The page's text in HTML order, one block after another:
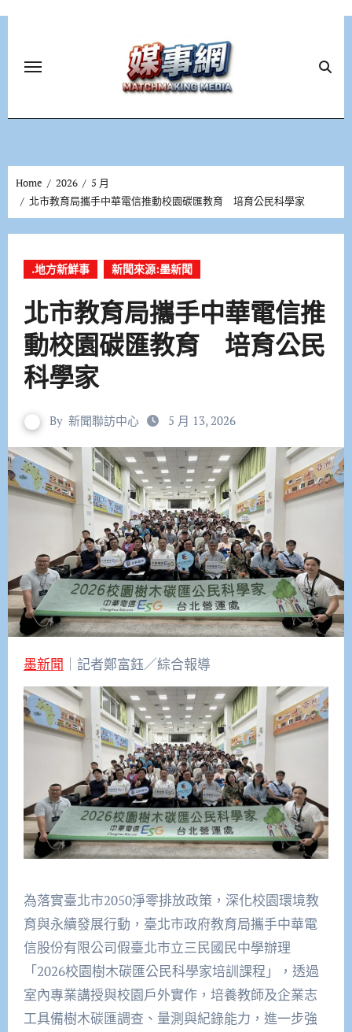
Home 2026
5 月
北市教育局攜手中華電信推動校園碳匯教育 培育公民科學家
.地方新鮮事 新聞來源:墨新聞
北市教育局攜手中華電信推
動校園碳匯教育 培育公民
科學家
By 新聞聯訪中心 5 月 13, 2026
墨新聞 ｜記者鄭富鈺／綜合報導
為落實臺北市2050淨零排放政策，深化校園環境教
育與永續發展行動，臺北市政府教育局攜手中華電
信股份有限公司假臺北市立三民國民中學辦理
「2026校園樹木碳匯公民科學家培訓課程」，透過
室內專業講授與校園戶外實作，培養教師及企業志
工具備樹木碳匯調查、量測與紀錄能力，進一步強